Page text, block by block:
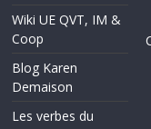
Wiki UE QVT, IM &
Coop
Blog Karen
Demaison
Les verbes du